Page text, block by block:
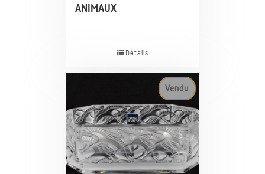
ANIMAUX
Détails
Vendu